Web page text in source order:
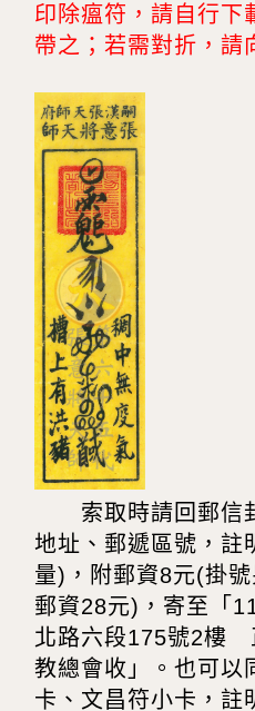
印除瘟符，請自行下
帶之；若需對折，請
索取時請回郵信封
地址、郵遞區號，註
量)，附郵資8元(掛
郵資28元)，寄至「
北路六段175號2樓
教總會收」。也可以
卡、文昌符小卡，註